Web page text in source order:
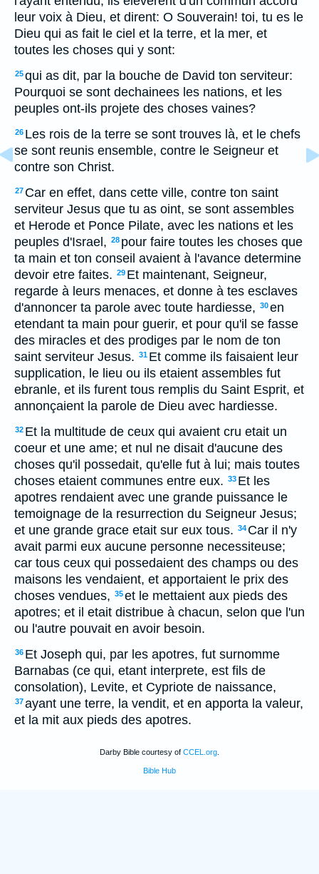
leur voix à Dieu, et dirent: O Souverain! toi, tu es le
Dieu qui as fait le ciel et la terre, et la mer, et
toutes les choses qui y sont:
25qui as dit, par la bouche de David ton serviteur:
Pourquoi se sont dechainees les nations, et les
peuples ont-ils projete des choses vaines?
26 Les rois de la terre se sont trouves là, et le chefs
se sont reunis ensemble, contre le Seigneur et
contre son Christ.
27 Car en effet, dans cette ville, contre ton saint
serviteur Jesus que tu as oint, se sont assembles
et Herode et Ponce Pilate, avec les nations et les
peuples d'Israel, 28 pour faire toutes les choses que
ta main et ton conseil avaient à l'avance determine
devoir etre faites. 29 Et maintenant, Seigneur,
regarde à leurs menaces, et donne à tes esclaves
d'annoncer ta parole avec toute hardiesse, 30en
etendant ta main pour guerir, et pour qu'il se fasse
des miracles et des prodiges par le nom de ton
saint serviteur Jesus. 31 Et comme ils faisaient leur
supplication, le lieu ou ils etaient assembles fut
ebranle, et ils furent tous remplis du Saint Esprit, et
annonçaient la parole de Dieu avec hardiesse.
32 Et la multitude de ceux qui avaient cru etait un
coeur et une ame; et nul ne disait d'aucune des
choses qu'il possedait, qu'elle fut à lui; mais toutes
choses etaient communes entre eux. 33 Et les
apotres rendaient avec une grande puissance le
temoignage de la resurrection du Seigneur Jesus;
et une grande grace etait sur eux tous. 34 Car il n'y
avait parmi eux aucune personne necessiteuse;
car tous ceux qui possedaient des champs ou des
maisons les vendaient, et apportaient le prix des
choses vendues, 35et le mettaient aux pieds des
apotres; et il etait distribue à chacun, selon que l'un
ou l'autre pouvait en avoir besoin.
36 Et Joseph qui, par les apotres, fut surnomme
Barnabas (ce qui, etant interprete, est fils de
consolation), Levite, et Cypriote de naissance,
37ayant une terre, la vendit, et en apporta la valeur,
et la mit aux pieds des apotres.
Darby Bible courtesy of CCEL.org
Bible Hub